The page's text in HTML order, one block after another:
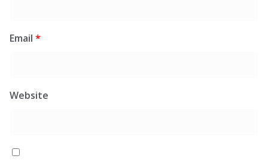
Email *
Website